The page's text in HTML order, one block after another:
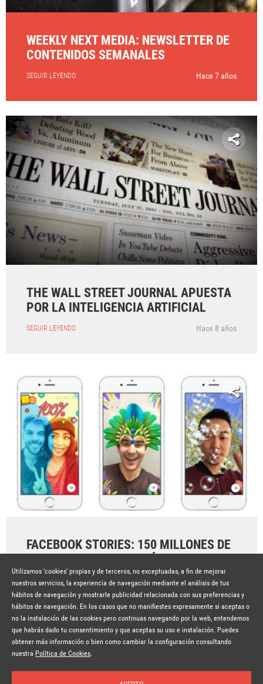
WEEKLY NEXT MEDIA: NEWSLETTER DE
CONTENIDOS SEMANALES
SEGUIR LEYENDO Hace 7 años
THE WALL STREET JOURNAL APUESTA
POR LA INTELIGENCIA ARTIFICIAL
SEGUIR LEYENDO Hace 8 años
FACEBOOK STORIES: 150 MILLONES DE
SEGUIR LEYENDO Hace 8 años
Suscríbete a la newsletter
© Copyright Lavinia 2026 – www.lavinia.tc
Nota Legal
Contacto
Utilizamos 'cookies' propias y de terceros, no exceptuadas, a fin de mejorar
nuestros servicios, la experiencia de navegación mediante el análisis de tus
hábitos de navegación y mostrarle publicidad relacionada con sus preferencias y
hábitos de navegación. En los casos que no manifiestes expresamente si aceptas o
no la instalación de las cookies pero continuas navegando por la web, entendemos
que habrás dado tu consentimiento y que aceptas su uso e instalación. Puedes
obtener más información o bien como cambiar la configuración consultando
nuestra Política de Cookies.